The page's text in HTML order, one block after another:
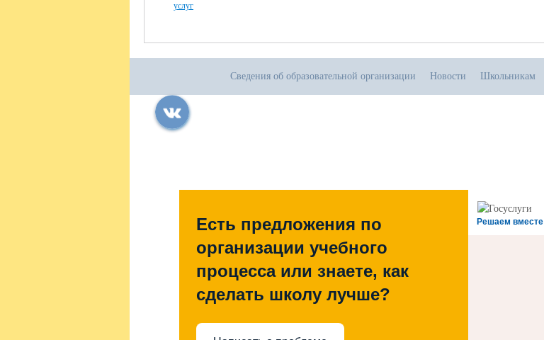
услуг
Сведения об образовательной организации Новости Школьникам
Решаем вместе
Есть предложения по
организации учебного
процесса или знаете, как
сделать школу лучше?